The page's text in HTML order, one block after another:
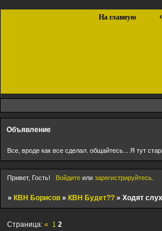
На главную
Объявление
Все, вроде как все сделал. общайтесь... Я тут
Привет, Гость! Войдитеили зарегистрируйтесь.
» КВН Борисов » КВН Будет?? »Ходят
Страница:« 1 2